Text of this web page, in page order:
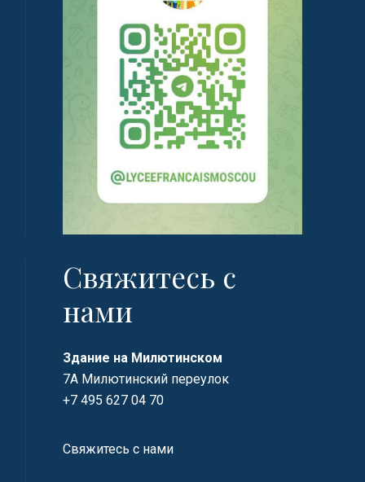
Свяжитесь с
нами
Здание на Милютинском
7А Милютинский переулок
+7 495 627 04 70
Свяжитесь с нами